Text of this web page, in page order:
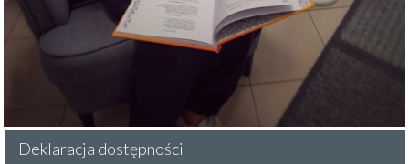
Deklaracja dostępności